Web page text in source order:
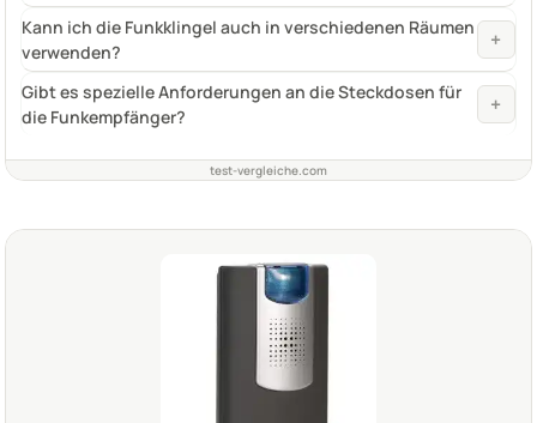
Kann ich die Funkklingel auch in verschiedenen Räumen
verwenden?
+
Gibt es spezielle Anforderungen an die Steckdosen für
die Funkempfänger?
+
test-vergleiche.com